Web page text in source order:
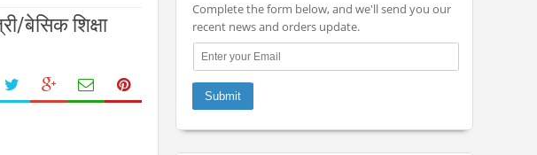
बेसिक शिक्षा
Complete the form below, and we'll send you our
recent news and orders update.